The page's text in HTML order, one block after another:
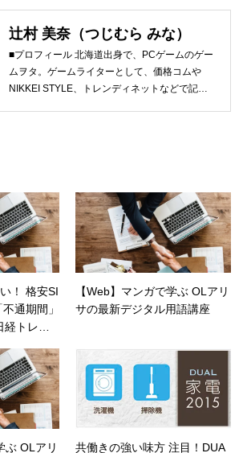
辻村 美奈（つじむら みな）
■プロフィール 北海道出身で、PCゲームのゲー
ムヲタ。ゲームライターとして、価格コムや
NIKKEI STYLE、トレンディネットなどで記事
！ 格安SI
通期間」
トレン
【Web】マンガで学ぶ OLアリ
サの最新デジタル用語講座
ぶ OLアリ 共働きの強い味方 注目！DUA